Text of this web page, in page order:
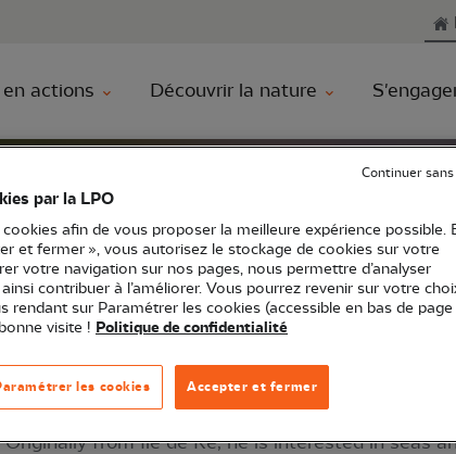
Aller à la recherche
actions Découvrir la nature
companies, today Vice-President of the
from Île de Ré, he is interested in seas
par la LPO
afin de vous proposer la meilleure expérience possible.
et fermer », vous autorisez le stockage de cookies sur votre
votre navigation sur nos pages, nous permettre d’analyser
ainsi contribuer à l’améliorer. Vous pourrez revenir sur votre
rendant sur Paramétrer les cookies (accessible en bas de page
visite ! Politique de confidentialité
Accepter et fermer
les cookies
Continuer